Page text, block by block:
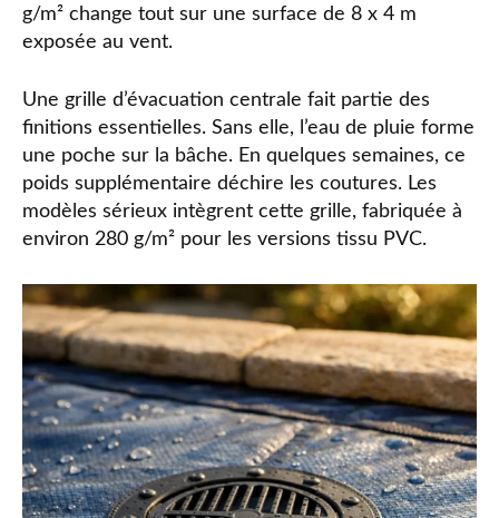
g/m² change tout sur une surface de 8 x 4 m
exposée au vent.
Une grille d’évacuation centrale fait partie des
finitions essentielles. Sans elle, l’eau de pluie forme
une poche sur la bâche. En quelques semaines, ce
poids supplémentaire déchire les coutures. Les
modèles sérieux intègrent cette grille, fabriquée à
environ 280 g/m² pour les versions tissu PVC.